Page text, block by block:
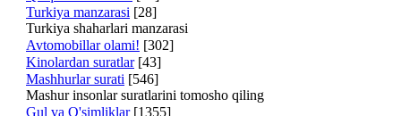
Turkiya manzarasi [28]
Turkiya shaharlari manzarasi
Avtomobillar olami! [302]
Kinolardan suratlar [43]
Mashhurlar surati [546]
Mashur insonlar suratlarini tomosho qiling
Gul va O'simliklar [1355]